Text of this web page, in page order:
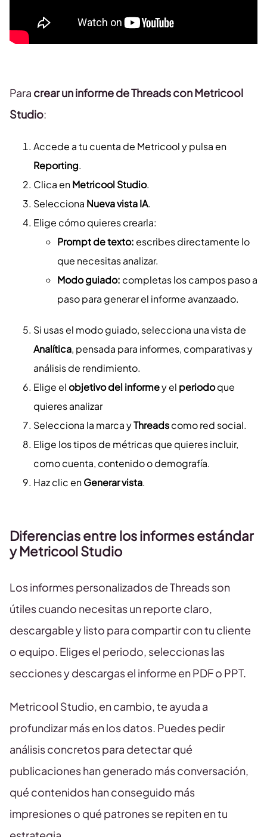
Para crear un informe de Threads con Metricool
Studio:
Accede a tu cuenta de Metricool y pulsa en
Reporting.
Clica enMetricool Studio.
Selecciona Nueva vista IA.
Elige cómo quieres crearla:
Prompt de texto:escribes directamente lo
que necesitas analizar.
Modo guiado: completas los campos paso a
paso para generar el informe avanzaado.
Si usas el modo guiado, selecciona una vista de
Analítica, pensada para informes, comparativas y
análisis de rendimiento.
Elige elobjetivo del informey el periodoque
quieres analizar
Selecciona la marca yThreadscomo red social.
Elige los tipos de métricas que quieres incluir,
como cuenta, contenido o demografía.
Haz clic enGenerar vista.
Diferencias entre los informes estándar
y Metricool Studio
Los informes personalizados de Threads son
útiles cuando necesitas un reporte claro,
descargable y listo para compartir con tu cliente
o equipo. Eliges el periodo, seleccionas las
secciones y descargas el informe en PDF o PPT.
Metricool Studio, en cambio, te ayuda a
profundizar más en los datos. Puedes pedir
análisis concretos para detectar qué
publicaciones han generado más conversación,
qué contenidos han conseguido más
impresiones o qué patrones se repiten en tu